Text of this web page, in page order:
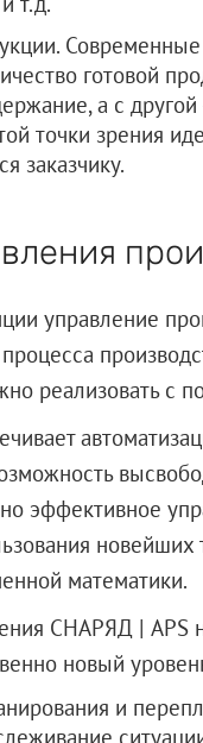
готовой
а с
точки зрения
заказчику.
управление
реализовать с
эффективное
новейших
математики.
СНАРЯД | APS
новый
и